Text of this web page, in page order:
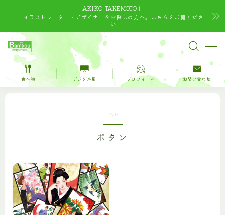
AKIKO TAKEMOTO｜
イラストレーター・デザイナーをお探しの方へ。こちらをご覧くださ
い
MENU
TOP
デジタルイラスト
デザイン
食べ物 デジタル系 プロフィール お問い合わせ
TAG
ボタン